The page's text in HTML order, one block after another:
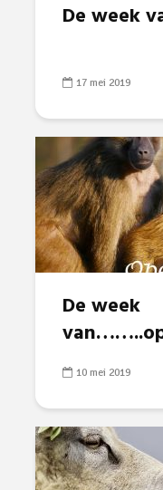
De week
17 mei 2019
De week
10 mei 2019